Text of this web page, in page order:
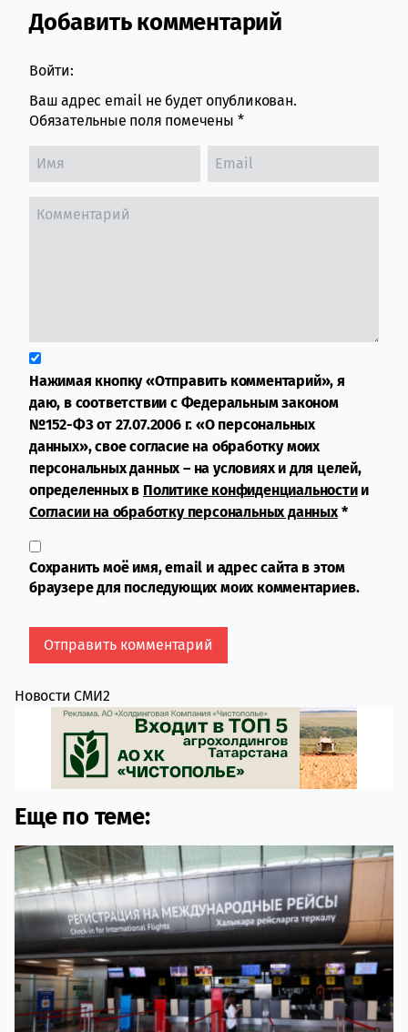
Comment section
Добавить комментарий
Войти:
Ваш адрес email не будет опубликован.
Обязательные поля помечены *
Нажимая кнопку «Отправить комментарий», я
даю, в соответствии с Федеральным законом
№152-ФЗ от 27.07.2006 г. «О персональных
данных», свое согласие на обработку моих
персональных данных – на условиях и для целей,
определенных в Политике конфиденциальностии
Согласии на обработку персональных данных*
Сохранить моё имя, email и адрес сайта в этом
браузере для последующих моих комментариев.
Новости СМИ2
Еще по теме: